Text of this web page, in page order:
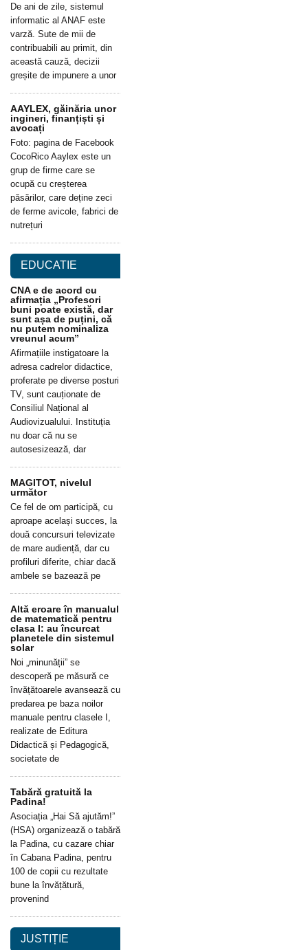
De ani de zile, sistemul
informatic al ANAF este
varză. Sute de mii de
contribuabili au primit, din
această cauză, decizii
greșite de impunere a unor
AAYLEX, găinăria unor
ingineri, finanțiști și
avocați
Foto: pagina de Facebook
CocoRico Aaylex este un
grup de firme care se
ocupă cu creșterea
păsărilor, care deține zeci
de ferme avicole, fabrici de
nutrețuri
EDUCATIE
CNA e de acord cu
afirmația „Profesori
buni poate există, dar
sunt așa de puțini, că
nu putem nominaliza
vreunul acum”
Afirmațiile instigatoare la
adresa cadrelor didactice,
proferate pe diverse posturi
TV, sunt cauționate de
Consiliul Național al
Audiovizualului. Instituția
nu doar că nu se
autosesizează, dar
MAGITOT, nivelul
următor
Ce fel de om participă, cu
aproape același succes, la
două concursuri televizate
de mare audiență, dar cu
profiluri diferite, chiar dacă
ambele se bazează pe
Altă eroare în manualul
de matematică pentru
clasa I: au încurcat
planetele din sistemul
solar
Noi „minunății” se
descoperă pe măsură ce
învățătoarele avansează cu
predarea pe baza noilor
manuale pentru clasele I,
realizate de Editura
Didactică și Pedagogică,
societate de
Tabără gratuită la
Padina!
Asociația „Hai Să ajutăm!”
(HSA) organizează o tabără
la Padina, cu cazare chiar
în Cabana Padina, pentru
100 de copii cu rezultate
bune la învățătură,
provenind
JUSTIȚIE